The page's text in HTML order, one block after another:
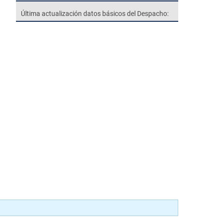
Última actualización datos básicos del Despacho: